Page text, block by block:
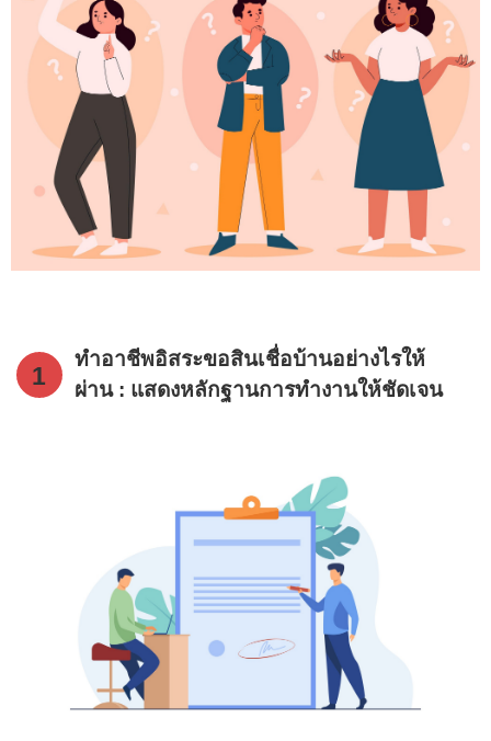
1
ทำอาชีพอิสระขอสินเชื่อบ้านอย่างไรให้
ผ่าน : แสดงหลักฐานการทำงานให้ชัดเจน